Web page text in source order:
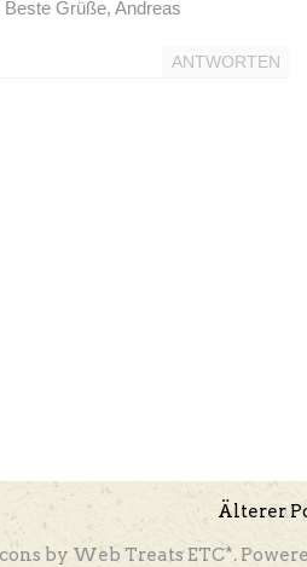
Grüße, Andreas
ANTWORTEN
Älterer
by Web Treats ETC*.